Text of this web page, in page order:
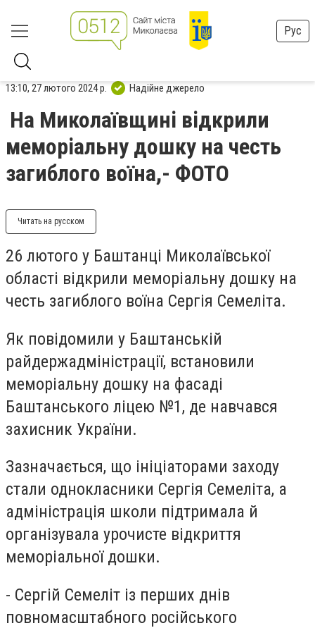
Рус
13:10, 27 лютого 2024 р. Надійне джерело
На Миколаївщині відкрили
меморіальну дошку на честь
загиблого воїна,- ФОТО
Читать на русском
26 лютого у Баштанці Миколаївської
області відкрили меморіальну дошку на
честь загиблого воїна Сергія Семеліта.
Як повідомили у Баштанській
райдержадміністрації, встановили
меморіальну дошку на фасаді
Баштанського ліцею №1, де навчався
захисник України.
Зазначається, що ініціаторами заходу
стали однокласники Сергія Семеліта, а
адміністрація школи підтримала й
організувала урочисте відкриття
меморіальної дошки.
- Сергій Семеліт із перших днів
повномасштабного російського